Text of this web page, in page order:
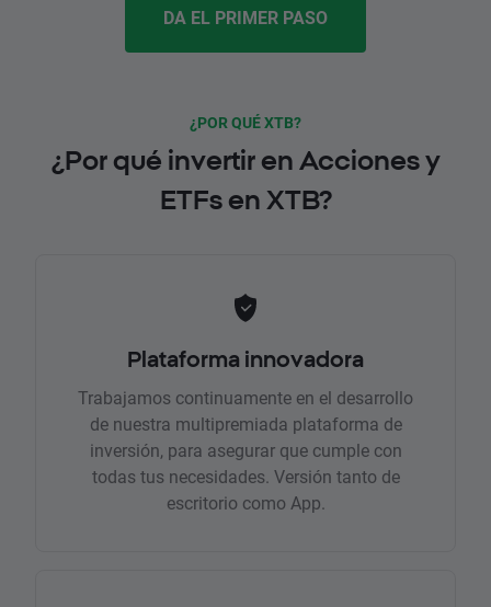
DA EL PRIMER PASO
¿POR QUÉ XTB?
¿Por qué invertir en Acciones y
ETFs en XTB?
Plataforma innovadora
Trabajamos continuamente en el desarrollo
de nuestra multipremiada plataforma de
inversión, para asegurar que cumple con
todas tus necesidades. Versión tanto de
escritorio como App.